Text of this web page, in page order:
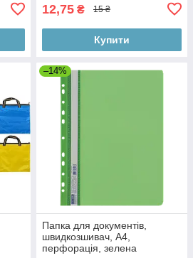
12,75 ₴ 15 ₴
Купити
–14%
Папка для документів,
швидкозшивач, А4,
перфорація, зелена